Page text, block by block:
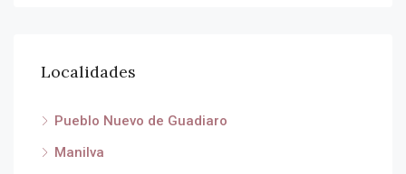
Localidades
Pueblo Nuevo de Guadiaro
Manilva